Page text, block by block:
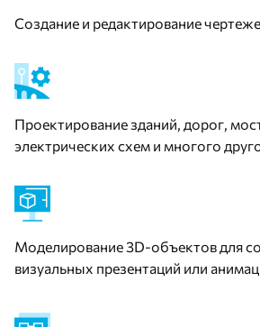
Создание и редактирование
Проектирование зданий, дорог,
электрических схем и многого
Моделирование 3D-объектов для
визуальных презентаций или